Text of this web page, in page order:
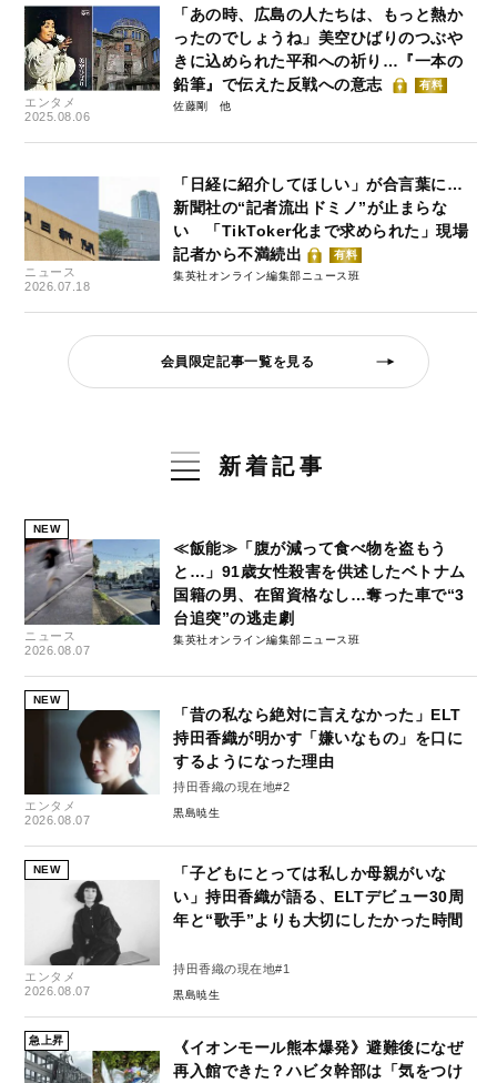
エンタメ
2025.08.06
「あの時、広島の人たちは、もっと熱か
ったのでしょうね」美空ひばりのつぶや
きに込められた平和への祈り…『一本の
鉛筆』で伝えた反戦への意志
有料
佐藤剛
ニュース
2026.07.18
「日経に紹介してほしい」が合言葉に…
新聞社の“記者流出ドミノ”が止まらな
い 「TikToker化まで求められた」現場
記者から不満続出
有料
集英社オンライン編集部ニュース班
会員限定記事一覧を見る
新着記事
NEW
ニュース
2026.08.07
≪飯能≫「腹が減って食べ物を盗もう
と…」91歳女性殺害を供述したベトナム
国籍の男、在留資格なし…奪った車で“3
台追突”の逃走劇
集英社オンライン編集部ニュース班
NEW
エンタメ
2026.08.07
「昔の私なら絶対に言えなかった」ELT
持田香織が明かす「嫌いなもの」を口に
するようになった理由
持田香織の現在地#2
黒島暁生
NEW
エンタメ
2026.08.07
「子どもにとっては私しか母親がいな
い」持田香織が語る、ELTデビュー30周
年と“歌手”よりも大切にしたかった時間
持田香織の現在地#1
黒島暁生
急上昇
《イオンモール熊本爆発》避難後になぜ
再入館できた？ハビタ幹部は「気をつけ